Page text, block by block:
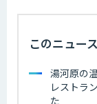
このニュー
湯河原の
レストラ
た